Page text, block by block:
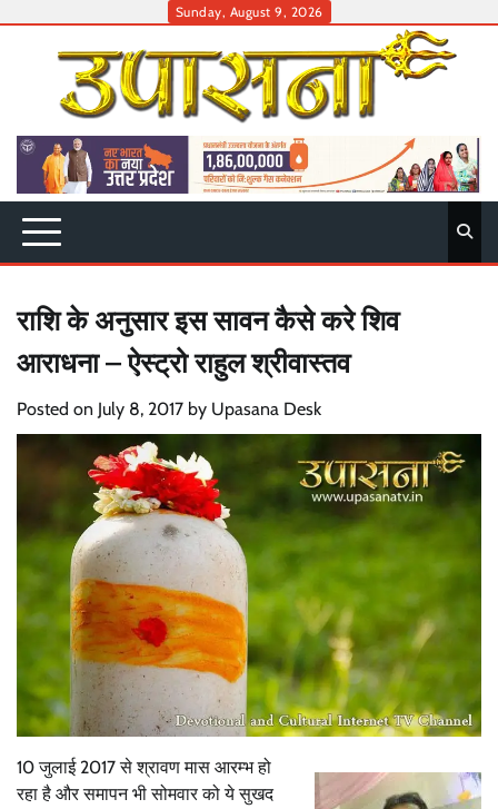
Sunday, August 9, 2026
राशि के अनुसार इस सावन कैसे करे शिव
आराधना – ऐस्ट्रो राहुल श्रीवास्तव
Posted on July 8, 2017 by Upasana Desk
10 जुलाई 2017 से श्रावण मास आरम्भ हो
रहा है और समापन भी सोमवार को ये सुखद